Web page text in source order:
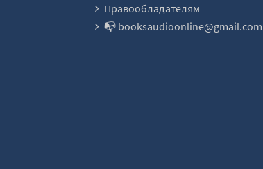
Правообладателям
📭 booksaudioonline@gmail.com